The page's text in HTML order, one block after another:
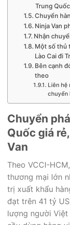
Trung
Chuyển
Ninja Van
Nhận
Một số thủ
Lào Cai đi
Bên cạnh
theo
Liên hệ
chuyển
Chuyển
Quốc giá
Van
Theo VCCI-
thương mại lớn
trị xuất khẩu
đạt trên 41 tỷ
lượng người Việt